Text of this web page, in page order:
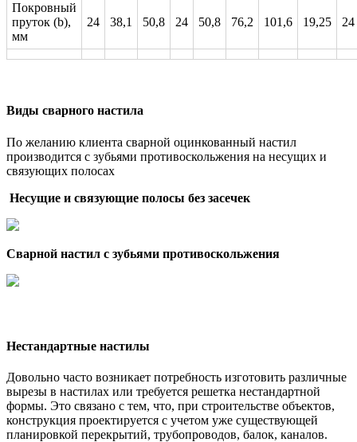
Покровный
пруток (b),
мм
24 38,1 50,8 24 50,8 76,2 101,6 19,25 24
Виды сварного настила
По желанию клиента сварной оцинкованный настил
производится с зубьями противоскольжения на несущих и
связующих полосах
Несущие и связующие полосы без засечек
Сварной настил с зубьями противоскольжения
Нестандартные настилы
Довольно часто возникает потребность изготовить различные
вырезы в настилах или требуется решетка нестандартной
формы. Это связано с тем, что, при строительстве объектов,
конструкция проектируется с учетом уже существующей
планировкой перекрытий, трубопроводов, балок, каналов.